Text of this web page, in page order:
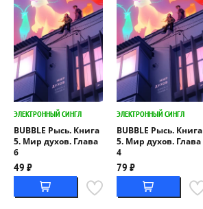
ЭЛЕКТРОННЫЙ СИНГЛ
BUBBLE Рысь. Книга
5. Мир духов. Глава
6
49 ₽
ЭЛЕКТРОННЫЙ СИНГЛ
BUBBLE Рысь. Книга
5. Мир духов. Глава
4
79 ₽